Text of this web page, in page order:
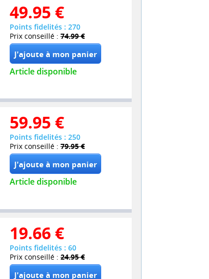
49.95 €
Points fidelités : 270
Prix conseillé : 74.99 €
Article disponible
59.95 €
Points fidelités : 250
Prix conseillé : 79.95 €
Article disponible
19.66 €
Points fidelités : 60
Prix conseillé : 24.95 €